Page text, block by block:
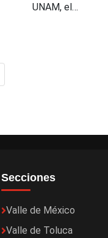
UNAM, el…
Secciones
Valle de México
Valle de Toluca